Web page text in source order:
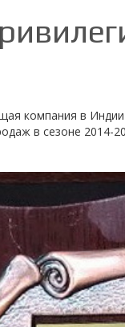
компания в Индии
в сезоне 2014-